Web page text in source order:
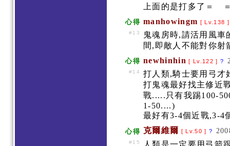
上面的是打多了＝
心得 manhowingm [ Lv.138
#13
鬼魂房時,請活用風車
間,即敵人不能對你
心得 newhinhin [ Lv.122 ] ?
#14
打人類,騎士要用弓
打鬼魂最好找主修近
戰.....只有我踢100-
1-50....)
最好有3-4個近戰,3-4
心得 克爾維爾 [ Lv.50 ]?
#15 人類是一定要用弓箭